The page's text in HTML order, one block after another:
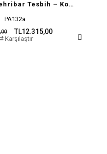
Lüks Segment Kehribar Tesbih – Koleksiyon Değerinde
PA132a
TL12.315,00
Karşılaştır